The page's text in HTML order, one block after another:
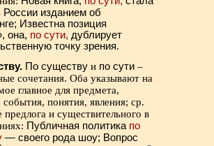
изданием об
Известна позиция
она, по сути, дублирует
точку зрения.
По существу и по сути –
сочетания. Оба указывают на
главное для предмета,
события, понятия, явления; ср.
предлога и существительного в
Публичная политика по
— своего рода шоу; Вопрос